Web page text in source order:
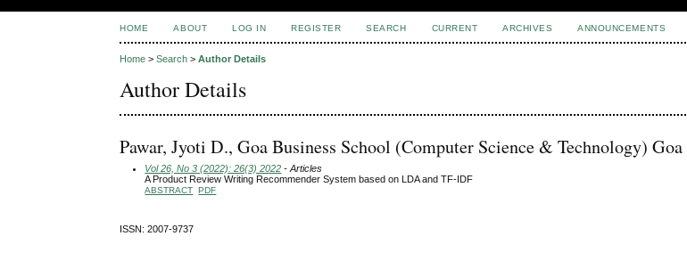
HOME ABOUT LOG IN REGISTER SEARCH CURRENT ARCHIVES ANNOUNCEMENTS
Home >Search >Author Details
Author Details
Pawar, Jyoti D., Goa Business School (Computer Science & Technology)
Vol 26, No 3 (2022): 26(3) 2022 - Articles
A Product Review Writing Recommender System based on LDA and TF-IDF
ABSTRACT PDF
ISSN: 2007-9737